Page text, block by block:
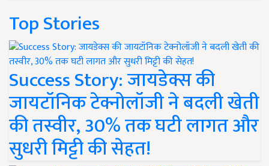
Top Stories
Success Story: जायडेक्स की
जायटॉनिक टेक्नोलॉजी ने बदली खेती
की तस्वीर, 30% तक घटी लागत और
सुधरी मिट्टी की सेहत!